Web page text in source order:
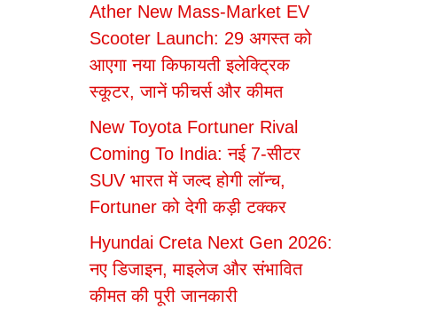
Ather New Mass-Market EV
Scooter Launch: 29 अगस्त को
आएगा नया किफायती इलेक्ट्रिक
स्कूटर, जानें फीचर्स और कीमत
New Toyota Fortuner Rival
Coming To India: नई 7-सीटर
SUV भारत में जल्द होगी लॉन्च,
Fortuner को देगी कड़ी टक्कर
Hyundai Creta Next Gen 2026:
नए डिजाइन, माइलेज और संभावित
कीमत की पूरी जानकारी